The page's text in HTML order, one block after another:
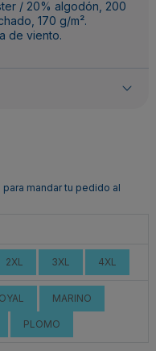
/ 20% algodón, 200
170 g/m².
de viento.
mandar tu pedido al
2XL 3XL 4XL
MARINO
PLOMO